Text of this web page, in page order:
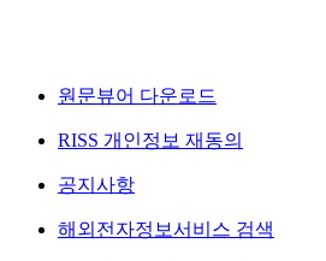
원문뷰어 다운로드
RISS 개인정보 재동의
공지사항
해외전자정보서비스 검색